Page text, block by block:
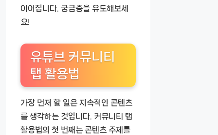
이어집니다. 궁금증을 유도해보세
요!
유튜브 커뮤니티
탭 활용법
가장 먼저 할 일은 지속적인 콘텐츠
를 생각하는 것입니다. 커뮤니티 탭
활용법의 첫 번째는 콘텐츠 주제를